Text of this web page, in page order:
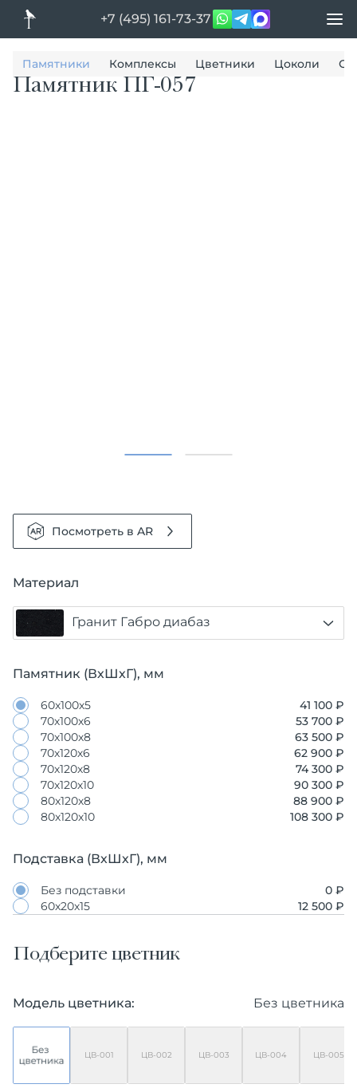
+7 (495) 161-73-37
Памятники Комплексы Цветники Цоколи
Памятник ПГ-057
Посмотреть в AR
Материал
Гранит Габро диабаз
Памятник (ВхШхГ), мм
60х100х5
41 100 ₽
70х100х6
53 700 ₽
70х100х8
63 500 ₽
70х120х6
62 900 ₽
70х120х8
74 300 ₽
70х120х10
90 300 ₽
80х120х8
88 900 ₽
80х120х10
108 300 ₽
Подставка (ВхШхГ), мм
Без подставки
0 ₽
60х20х15
12 500 ₽
Подберите цветник
Модель цветника: Без цветника
ЦВ-001 ЦВ-002 ЦВ-003 ЦВ-004 ЦВ-005